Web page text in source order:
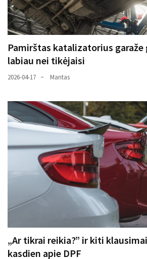
Pamirštas katalizatorius
labiau nei tikėjaisi
2026-04-17 Mantas
„Ar tikrai reikia?” ir kiti
kasdien apie DPF